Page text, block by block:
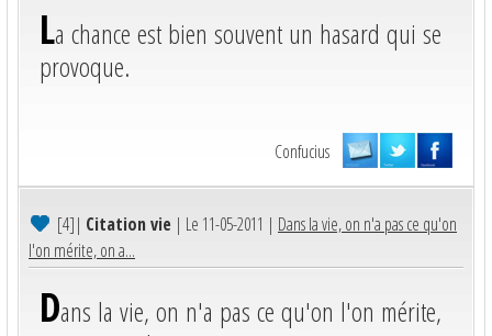
La chance est bien souvent un hasard qui se
provoque.
Confucius
[4]| Citation vie | Le 11-05-2011 | Dans la vie, on n'a pas ce qu'on
l'on mérite, on a...
Dans la vie, on n'a pas ce qu'on l'on mérite,